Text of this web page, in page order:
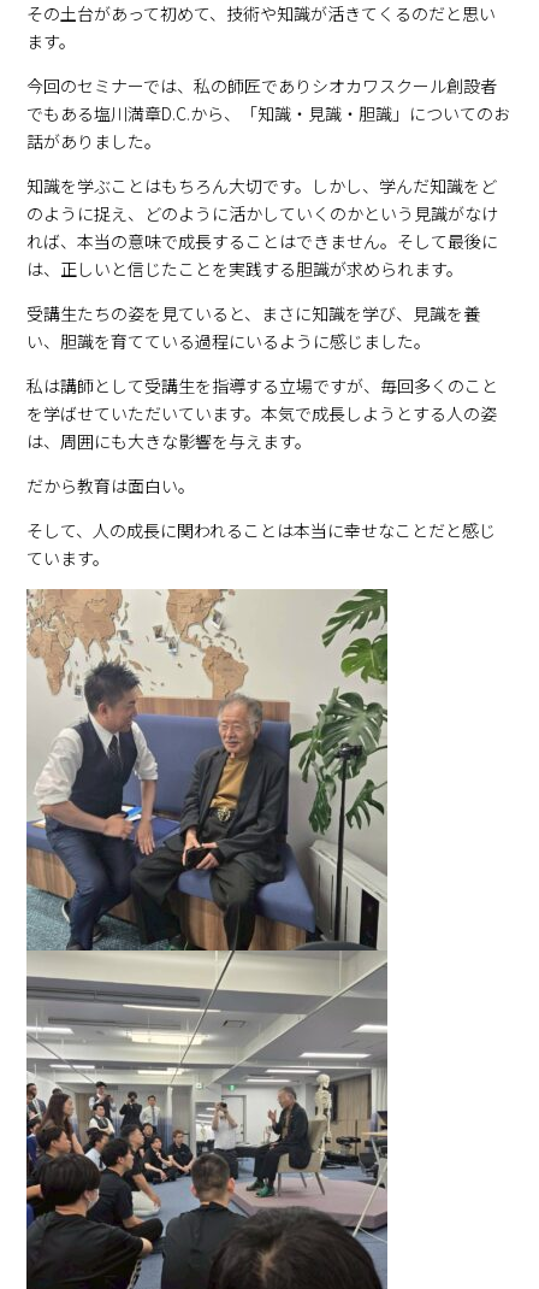
その土台があって初めて、技術や知識が活きてくるのだと思い
ます。
今回のセミナーでは、私の師匠でありシオカワスクール創設者
でもある塩川満章D.C.から、「知識・見識・胆識」についてのお
話がありました。
知識を学ぶことはもちろん大切です。しかし、学んだ知識をど
のように捉え、どのように活かしていくのかという見識がなけ
れば、本当の意味で成長することはできません。そして最後に
は、正しいと信じたことを実践する胆識が求められます。
受講生たちの姿を見ていると、まさに知識を学び、見識を養
い、胆識を育てている過程にいるように感じました。
私は講師として受講生を指導する立場ですが、毎回多くのこと
を学ばせていただいています。本気で成長しようとする人の姿
は、周囲にも大きな影響を与えます。
だから教育は面白い。
そして、人の成長に関われることは本当に幸せなことだと感じ
ています。